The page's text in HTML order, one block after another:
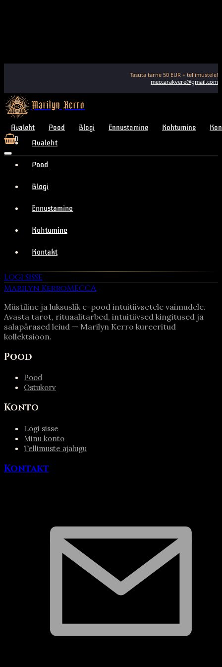
Tasuta tarne 50 EUR + tellimustele!
meccarakvere@gmail.com
Marilyn Kerro
Avaleht Pood Blogi Ennustamine Kohtumine
0 Avaleht
Pood
Blogi
Ennustamine
Kohtumine
Kontakt
Logi sisse
Marilyn KerroMECCA
Müstiline ja luksuslik e-pood intuitiivsetele vaimudele.
Avasta tarot, rituaalitarbed, intuitiivsed kingitused ja
salapärased leiud — Marilyn Kerro kureeritud
kollektsioon.
Pood
Pood
Ostukorv
Konto
Logi sisse
Minu konto
Tellimuste ajalugu
Kontakt